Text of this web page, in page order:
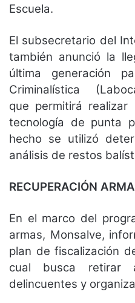
Escuela.
El subsecretario del
también anunció la
última generación
Criminalística
que permitirá realizar
tecnología de punta
hecho se utilizó
análisis de restos
RECUPERACIÓN
En el marco del
armas, Monsalve,
plan de fiscalización
cual busca retirar
delincuentes y